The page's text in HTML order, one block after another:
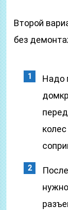
Второй
без
Надо